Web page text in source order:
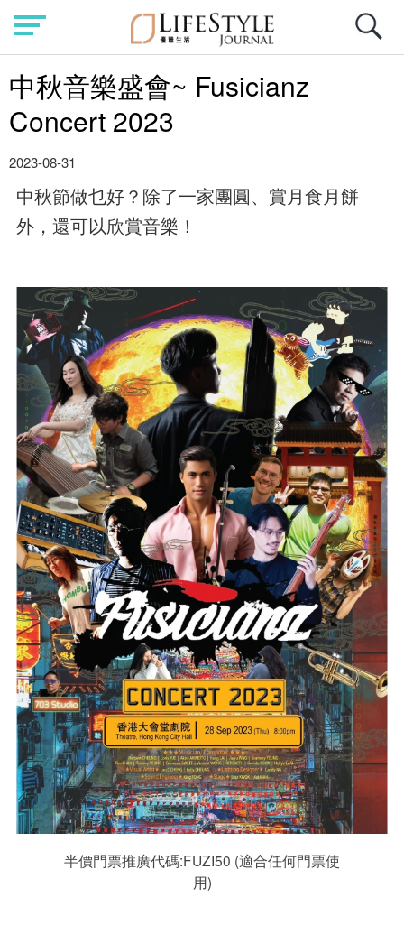
中秋音樂盛會~ Fusicianz
Concert 2023
2023-08-31
中秋節做乜好？除了一家團圓、賞月食月餅
外，還可以欣賞音樂！
半價門票推廣代碼:FUZI50 (適合任何門票使
用)